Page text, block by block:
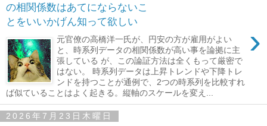
の相関係数はあてにならないこ
とをいいかげん知って欲しい
›
元官僚の高橋洋一氏が、円安の方が雇用がよい
と、時系列データの相関係数が高い事を論拠に主
張している が、この論証方法は全くもって厳密で
はない。 時系列データは上昇トレンドや下降トレ
ンドを持つことが通例で、2つの時系列を比較すれ
ば似ていることはよく起きる。縦軸のスケールを変え...
2026年7月23日木曜日